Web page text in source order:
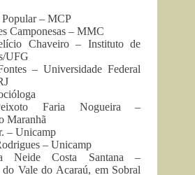
– MCP
Camponesas – MMC
Chaveiro – Instituto de
UFG
– Universidade Federal
Faria Nogueira –
Maranhã
– Unicamp
– Unicamp
Neide Costa Santana –
Vale do Acaraú, em Sobral